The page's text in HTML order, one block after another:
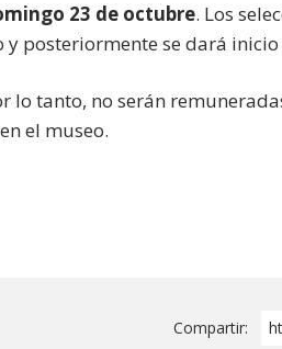
23 de octubre. Los
posteriormente se dará
lo tanto, no serán
el museo.
Compartir: